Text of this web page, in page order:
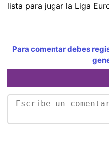
lista para jugar la Liga
Para comentar debes